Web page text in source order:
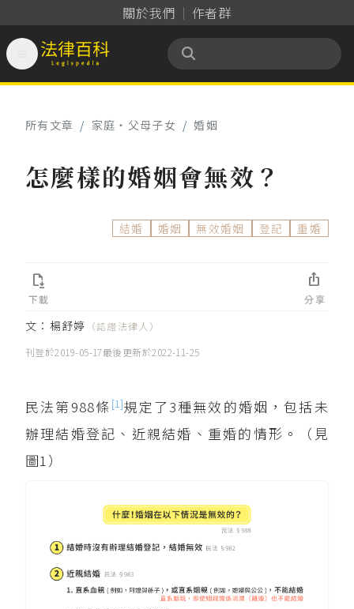
關於我們 作者群
法律百科 Legispedia
所有文章 / 家庭‧父母子女 / 婚姻
怎麼樣的婚姻會無效？
結婚 婚姻 無效婚姻 登記 重婚
文： 楊舒婷
（認證法律人）
刊登於2019-05-17最後更新於2022-11-25
民法第988條 [1]規定了3種無效的婚姻，包括未
辦理結婚登記、近親結婚、重婚的情形。（見
圖1）
下載

分享
